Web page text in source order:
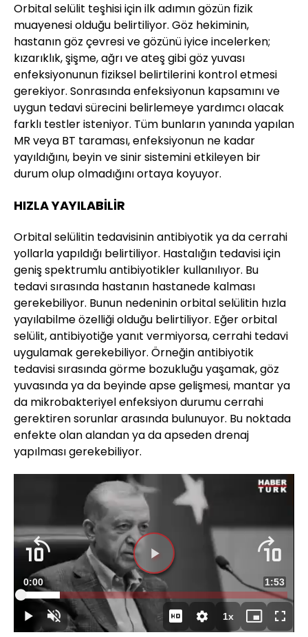
Orbital selülit teşhisi için ilk adımın gözün fizik
muayenesi olduğu belirtiliyor. Göz hekiminin,
hastanın göz çevresi ve gözünü iyice incelerken;
kızarıklık, şişme, ağrı ve ateş gibi göz yuvası
enfeksiyonunun fiziksel belirtilerini kontrol etmesi
gerekiyor. Sonrasında enfeksiyonun kapsamını ve
uygun tedavi sürecini belirlemeye yardımcı olacak
farklı testler isteniyor. Tüm bunların yanında yapılan
MR veya BT taraması, enfeksiyonun ne kadar
yayıldığını, beyin ve sinir sistemini etkileyen bir
durum olup olmadığını ortaya koyuyor.
HIZLA YAYILABİLİR
Orbital selülitin tedavisinin antibiyotik ya da cerrahi
yollarla yapıldığı belirtiliyor. Hastalığın tedavisi için
geniş spektrumlu antibiyotikler kullanılıyor. Bu
tedavi sırasında hastanın hastanede kalması
gerekebiliyor. Bunun nedeninin orbital selülitin hızla
yayılabilme özelliği olduğu belirtiliyor. Eğer orbital
selülit, antibiyotiğe yanıt vermiyorsa, cerrahi tedavi
uygulamak gerekebiliyor. Örneğin antibiyotik
tedavisi sırasında görme bozukluğu yaşamak, göz
yuvasında ya da beyinde apse gelişmesi, mantar ya
da mikrobakteriyel enfeksiyon durumu cerrahi
gerektiren sorunlar arasında bulunuyor. Bu noktada
enfekte olan alandan ya da apseden drenaj
yapılması gerekebiliyor.
DuraklatSesi
Aç
Süre
0:00 Toplam
Süre
1:53
Yüklendi:
14.68%
1xOynatma
Hızı
Mini
oynatıcı
Tam
Ekran